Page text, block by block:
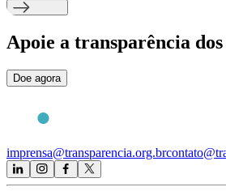
Apoie a transparência
Doe agora
imprensa@transparencia.org.br